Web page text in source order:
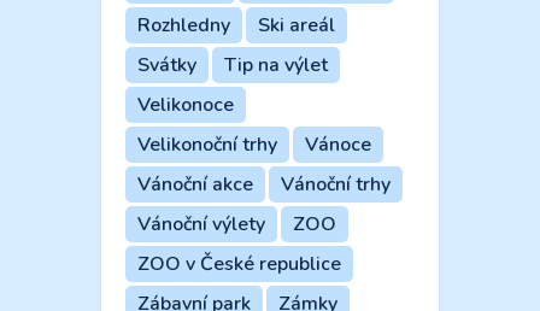
Rozhledny
Ski areál
Svátky
Tip na výlet
Velikonoce
Velikonoční trhy
Vánoce
Vánoční akce
Vánoční trhy
Vánoční výlety
ZOO
ZOO v České republice
Zábavní park
Zámky